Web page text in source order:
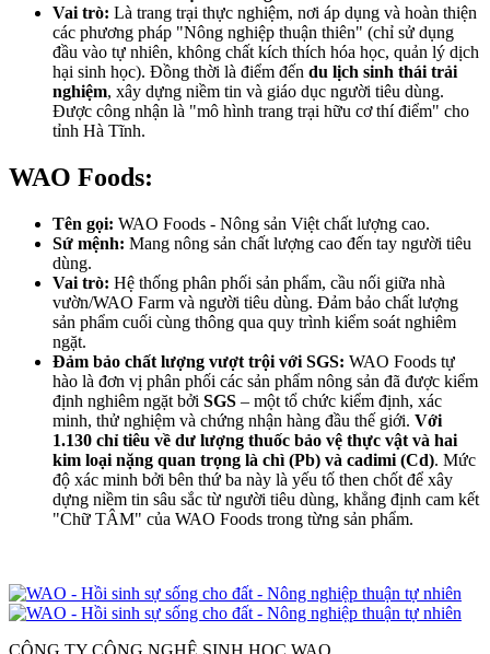
Vai trò: Là trang trại thực nghiệm, nơi áp dụng và hoàn thiện
các phương pháp "Nông nghiệp thuận thiên" (chỉ sử dụng
đầu vào tự nhiên, không chất kích thích hóa học, quản lý dịch
hại sinh học). Đồng thời là điểm đến du lịch sinh thái trải
nghiệm, xây dựng niềm tin và giáo dục người tiêu dùng.
Được công nhận là "mô hình trang trại hữu cơ thí điểm" cho
tỉnh Hà Tĩnh.
WAO Foods:
Tên gọi: WAO Foods - Nông sản Việt chất lượng cao.
Sứ mệnh: Mang nông sản chất lượng cao đến tay người tiêu
dùng.
Vai trò: Hệ thống phân phối sản phẩm, cầu nối giữa nhà
vườn/WAO Farm và người tiêu dùng. Đảm bảo chất lượng
sản phẩm cuối cùng thông qua quy trình kiểm soát nghiêm
ngặt.
Đảm bảo chất lượng vượt trội với SGS: WAO Foods tự
hào là đơn vị phân phối các sản phẩm nông sản đã được kiểm
định nghiêm ngặt bởi SGS – một tổ chức kiểm định, xác
minh, thử nghiệm và chứng nhận hàng đầu thế giới. Với
1.130 chỉ tiêu về dư lượng thuốc bảo vệ thực vật và hai
kim loại nặng quan trọng là chì (Pb) và cadimi (Cd). Mức
độ xác minh bởi bên thứ ba này là yếu tố then chốt để xây
dựng niềm tin sâu sắc từ người tiêu dùng, khẳng định cam kết
"Chữ TÂM" của WAO Foods trong từng sản phẩm.
CÔNG TY CÔNG NGHỆ SINH HỌC WAO